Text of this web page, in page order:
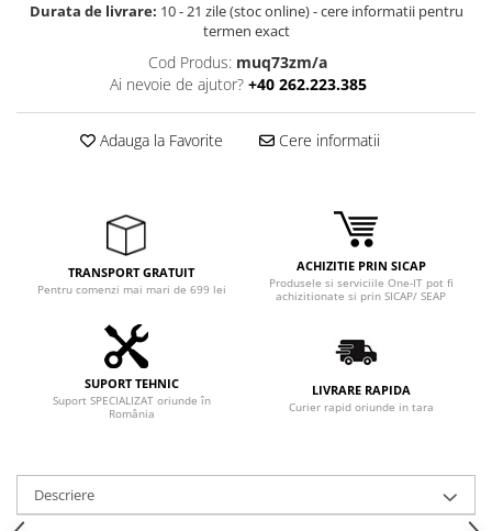
Durata de livrare: 10 - 21 zile (stoc online) - cere informatii pentru
termen exact
Cod Produs: muq73zm/a
Ai nevoie de ajutor? +40 262.223.385
Adauga la Favorite Cere informatii
TRANSPORT GRATUIT
Pentru comenzi mai mari de 699 lei
ACHIZITIE PRIN SICAP
Produsele si serviciile One-IT pot fi
achizitionate si prin SICAP/ SEAP
SUPORT TEHNIC
Suport SPECIALIZAT oriunde în
România
LIVRARE RAPIDA
Curier rapid oriunde in tara
Descriere